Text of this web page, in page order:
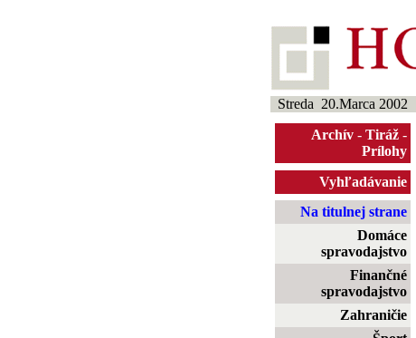
Streda 20.Marca 2002
Archív - Tiráž -
Prílohy
Vyhľadávanie
Na titulnej strane
Domáce
spravodajstvo
Finančné
spravodajstvo
Zahraničie